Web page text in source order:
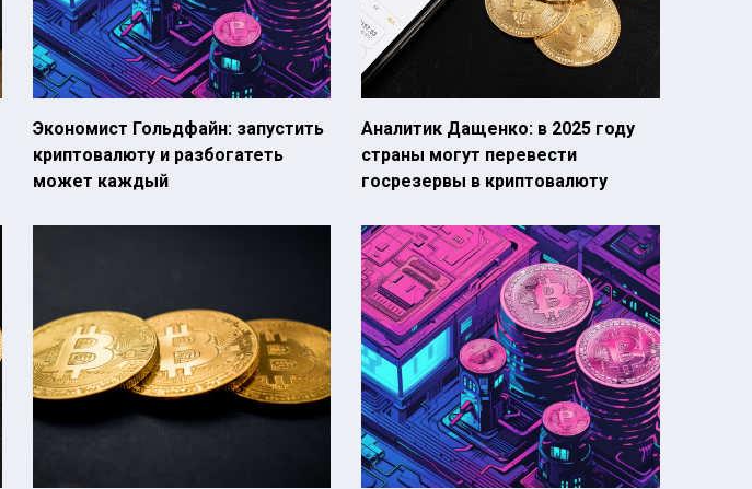
Экономист Гольдфайн: запустить
криптовалюту и разбогатеть
может каждый
Аналитик Дащенко: в 2025 году
страны могут перевести
госрезервы в криптовалюту